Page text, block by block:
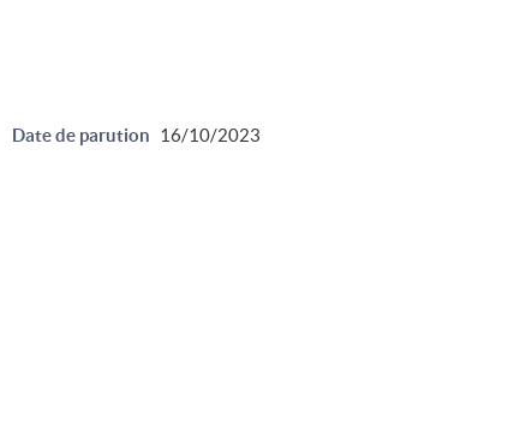
Date de parution 16/10/2023